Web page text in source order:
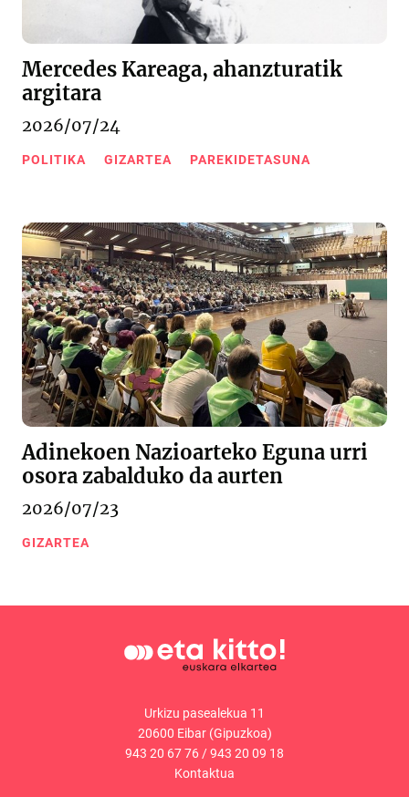
Mercedes Kareaga, ahanzturatik
argitara
2026/07/24
POLITIKA GIZARTEA PAREKIDETASUNA
Adinekoen Nazioarteko Eguna urri
osora zabalduko da aurten
2026/07/23
GIZARTEA
Urkizu pasealekua 11
20600 Eibar (Gipuzkoa)
943 20 67 76 /943 20 09 18
Kontaktua